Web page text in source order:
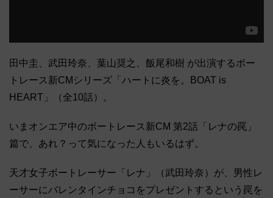
田中圭、武田玲奈、葉山奨之、飯尾和樹 が出演するボー
トレース新CMシリーズ「ハートに炎を。BOAT is
HEART」（全10話）。
いまオンエア中のボートレース新CM 第2話「レナの罠」
篇で、あれ？って気になった人もいるはず。
天才女子ボートレーサー「レナ」（武田玲奈）が、男性レ
ーサーにバレンタインチョコをプレゼントするという罠を